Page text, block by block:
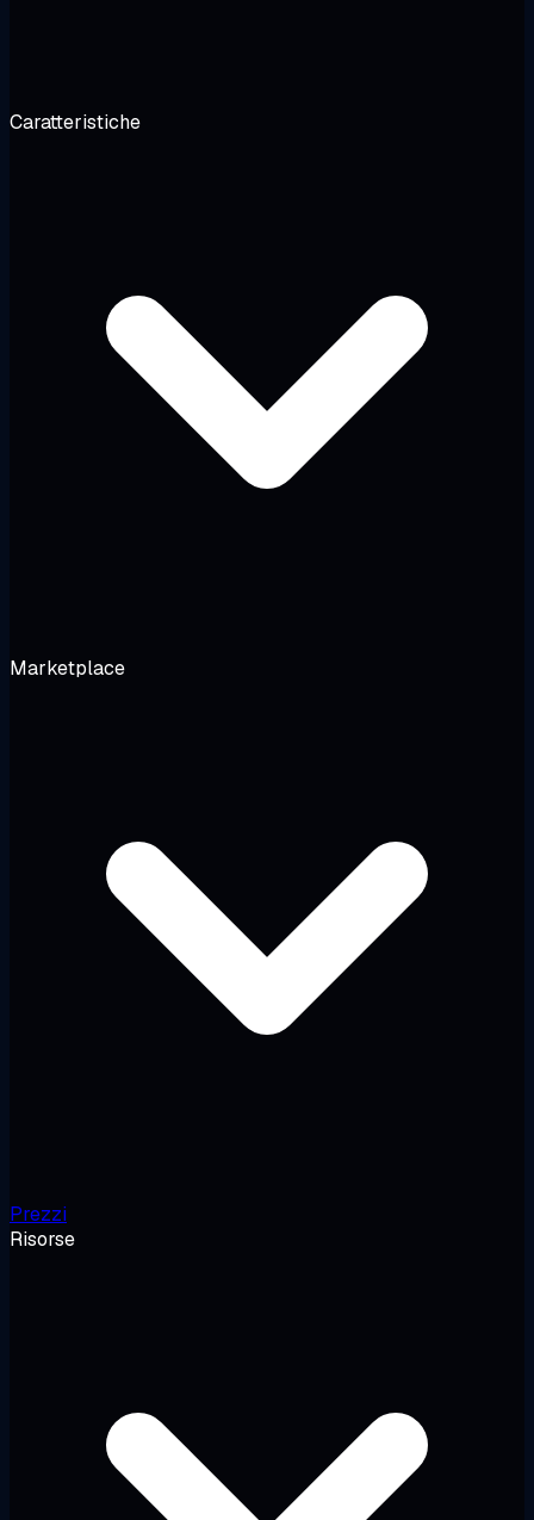
Caratteristiche
Marketplace
Prezzi
Risorse